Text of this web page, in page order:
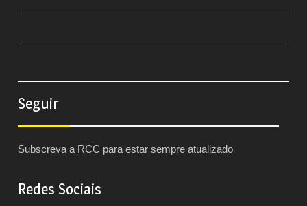
Seguir
Subscreva a RCC para estar sempre atualizado
Redes Sociais